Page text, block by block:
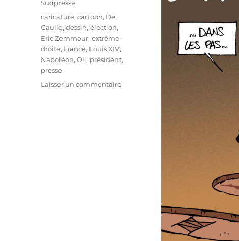
Sudpresse
Étiquettes
caricature,cartoon, De
Gaulle,dessin,élection,
Eric Zemmour,extrême
droite, France, Louis XIV,
Napoléon,Oli, président,
presse
Laisser un commentairesur